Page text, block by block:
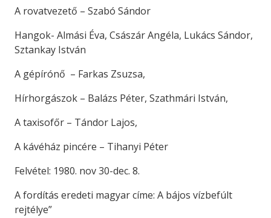
A rovatvezető – Szabó Sándor
Hangok- Almási Éva, Császár Angéla, Lukács Sándor,
Sztankay István
A gépírónő – Farkas Zsuzsa,
Hírhorgászok – Balázs Péter, Szathmári István,
A taxisofőr – Tándor Lajos,
A kávéház pincére – Tihanyi Péter
Felvétel: 1980. nov 30-dec. 8.
A fordítás eredeti magyar címe: A bájos vízbefúlt
rejtélye”